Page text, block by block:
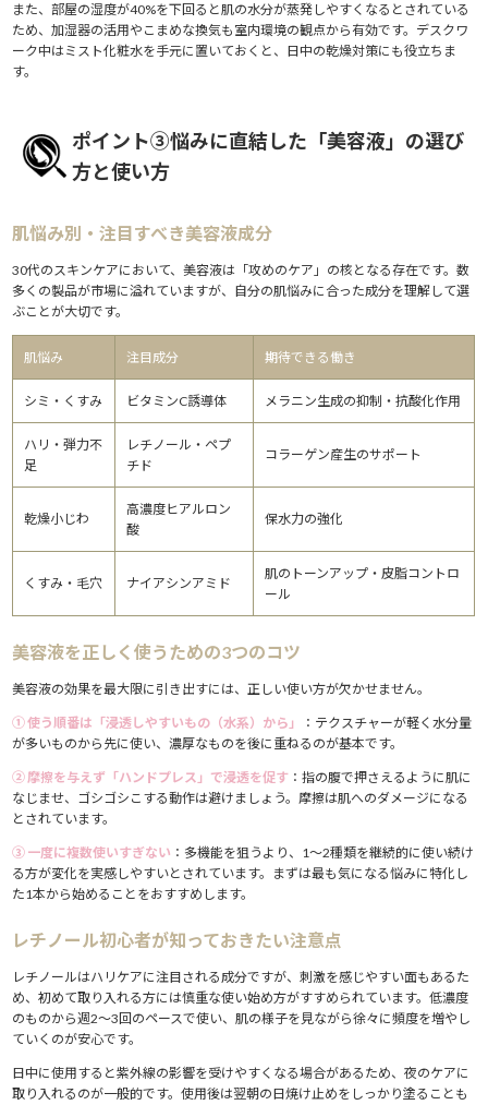
また、部屋の湿度が40%を下回ると肌の水分が蒸発しやすくなるとされている
ため、加湿器の活用やこまめな換気も室内環境の観点から有効です。デスクワ
ーク中はミスト化粧水を手元に置いておくと、日中の乾燥対策にも役立ちま
す。
ポイント③悩みに直結した「美容液」の選び
方と使い方
肌悩み別・注目すべき美容液成分
30代のスキンケアにおいて、美容液は「攻めのケア」の核となる存在です。数
多くの製品が市場に溢れていますが、自分の肌悩みに合った成分を理解して選
ぶことが大切です。
肌悩み 注目成分 期待できる働き
シミ・くすみ ビタミンC誘導体 メラニン生成の抑制・抗酸化作用
ハリ・弾力不
足
レチノール・ペプ
チド
コラーゲン産生のサポート
乾燥小じわ
高濃度ヒアルロン
酸
保水力の強化
くすみ・毛穴 ナイアシンアミド
肌のトーンアップ・皮脂コントロ
ール
美容液を正しく使うための3つのコツ
美容液の効果を最大限に引き出すには、正しい使い方が欠かせません。
① 使う順番は「浸透しやすいもの（水系）から」
：テクスチャーが軽く水分量
が多いものから先に使い、濃厚なものを後に重ねるのが基本です。
② 摩擦を与えず「ハンドプレス」で浸透を促す ：指の腹で押さえるように肌に
なじませ、ゴシゴシこする動作は避けましょう。摩擦は肌へのダメージになる
とされています。
③ 一度に複数使いすぎない ：多機能を狙うより、1〜2種類を継続的に使い続け
る方が変化を実感しやすいとされています。まずは最も気になる悩みに特化し
た1本から始めることをおすすめします。
レチノール初心者が知っておきたい注意点
レチノールはハリケアに注目される成分ですが、刺激を感じやすい面もあるた
め、初めて取り入れる方には慎重な使い始め方がすすめられています。低濃度
のものから週2〜3回のペースで使い、肌の様子を見ながら徐々に頻度を増やし
ていくのが安心です。
日中に使用すると紫外線の影響を受けやすくなる場合があるため、夜のケアに
取り入れるのが一般的です。使用後は翌朝の日焼け止めをしっかり塗ることも